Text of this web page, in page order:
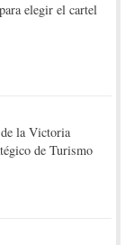
elegir el cartel
la Victoria
de Turismo